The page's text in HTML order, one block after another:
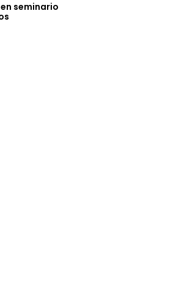
seminario